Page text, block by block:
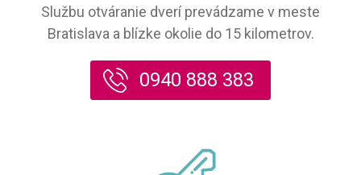
Službu otváranie dverí prevádzame v meste
Bratislava a blízke okolie do 15 kilometrov.
0940 888 383